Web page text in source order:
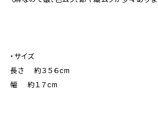
・サイズ
長さ 約３５６cm
幅 約１７cm